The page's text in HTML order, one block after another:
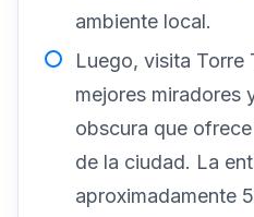
ambiente local.
Luego, visita Torre
mejores miradores
obscura que
de la ciudad. La
aproximadamente